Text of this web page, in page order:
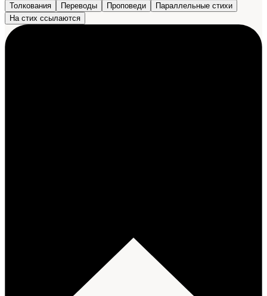
Толкования Переводы Проповеди
Параллельные стихи
На стих ссылаются